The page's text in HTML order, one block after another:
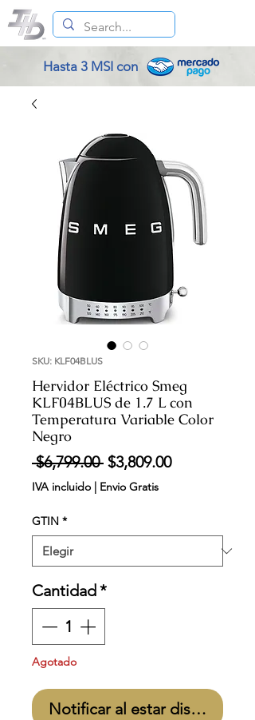
Hasta 3 MSI con
SKU: KLF04BLUS
Hervidor Eléctrico Smeg
KLF04BLUS de 1.7 L con
Temperatura Variable Color
Negro
$6,799.00 Precio
$3,809.00Precio
IVA incluido Envio Gratis
GTIN *
Cantidad*
Agotado
Notificar al estar disponible